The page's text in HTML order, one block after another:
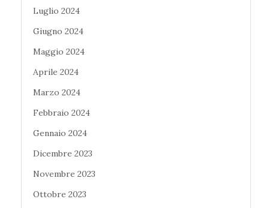
Luglio 2024
Giugno 2024
Maggio 2024
Aprile 2024
Marzo 2024
Febbraio 2024
Gennaio 2024
Dicembre 2023
Novembre 2023
Ottobre 2023